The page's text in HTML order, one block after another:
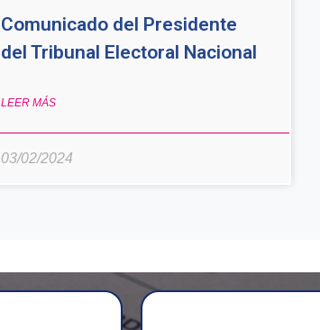
Comunicado del Presidente
del Tribunal Electoral Nacional
LEER MÁS
03/02/2024